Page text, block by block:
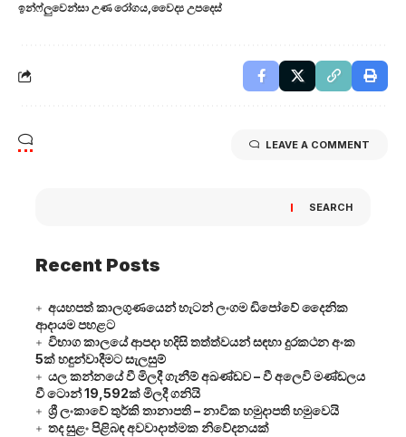
ඉන්ෆ්ලුවෙන්සා උණ රෝගය වෛද්‍ය උපදෙස්
LEAVE A COMMENT
SEARCH
Recent Posts
අයහපත් කාලගුණයෙන් හැටන් ලංගම ඩිපෝවේ දෛනික
ආදායම පහළට
විභාග කාලයේ ආපදා හදිසි තත්ත්වයන් සඳහා දුරකථන අංක
5ක් හඳුන්වාදීමට සැලසුම්
යල කන්නයේ වී මිලදී ගැනීම් අඛණ්ඩව – වී අලෙවි මණ්ඩලය
වී ටොන් 19,592ක් මිලදී ගනියි
ශ්‍රී ලංකාවේ තුර්කි තානාපති – නාවික හමුදාපති හමුවෙයි
තද සුළං පිළිබඳ අවවාදාත්මක නිවේදනයක්